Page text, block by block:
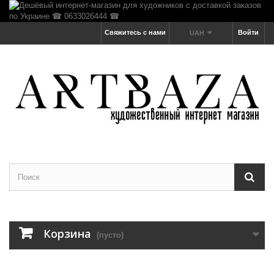
Войти
UAH
Свяжитесь с нами
Корзина (пусто)